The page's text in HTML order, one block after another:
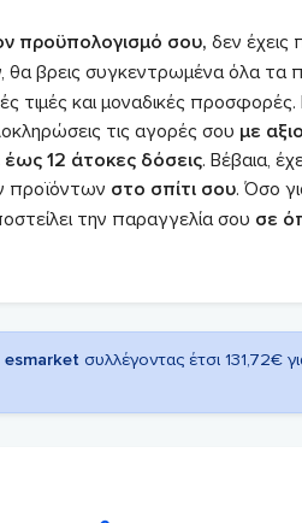
προϋπολογισμό σου, δεν έχεις
θα βρεις συγκεντρωμένα όλα τα
τιμές και μοναδικές προσφορές.
τις αγορές σου με
έως 12 άτοκες δόσεις. Βέβαια,
προϊόντων στο σπίτι σου. Όσο
την παραγγελία σου σε
esmarketσυλλέγοντας έτσι 131,72€